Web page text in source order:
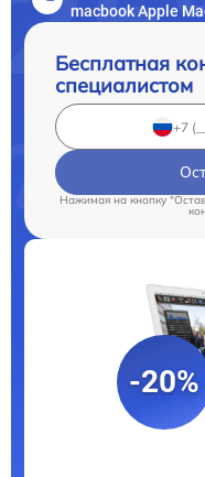
macbook Apple
Бесплатная
специалистом
Нажимая на кнопку
-20%